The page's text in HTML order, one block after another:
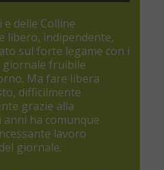
delle Colline
libero, indipendente,
sul forte legame con i
fruibile
Ma fare libera
difficilmente
grazie alla
ha comunque
lavoro
giornale.